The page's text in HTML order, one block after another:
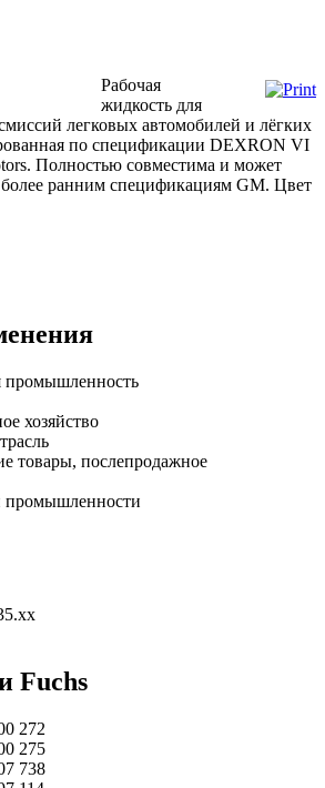
Рабочая
жидкость для
легковых автомобилей и лёгких
по спецификации DEXRON VI
Полностью совместима и может
ранним спецификациям GM. Цвет
промышленность
хозяйство
товары, послепродажное
промышленности
Fuchs
272
275
738